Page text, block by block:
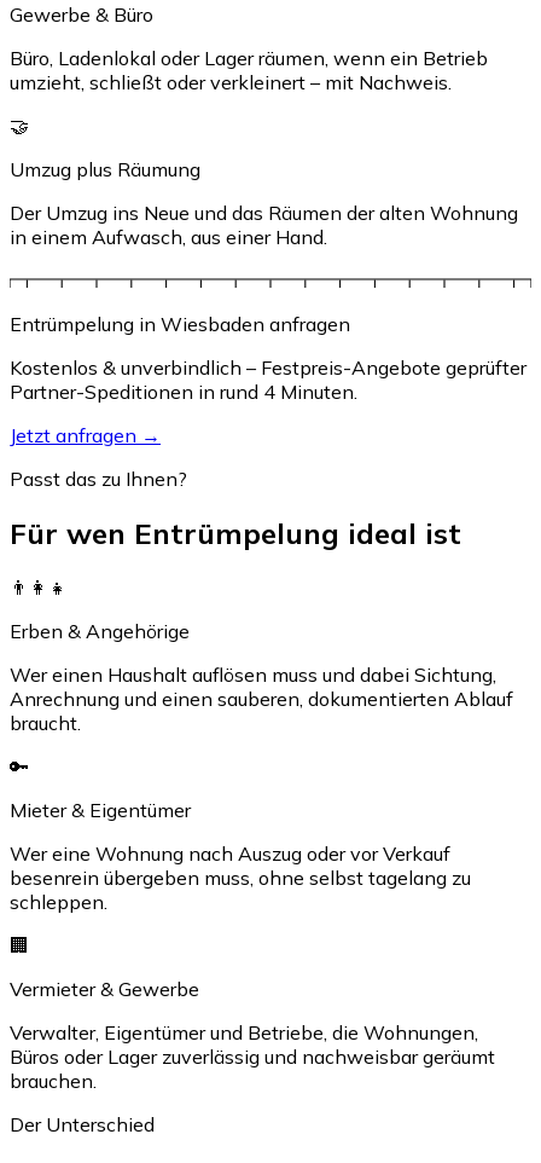
Gewerbe & Büro
Büro, Ladenlokal oder Lager räumen, wenn ein Betrieb
umzieht, schließt oder verkleinert – mit Nachweis.
🤝
Umzug plus Räumung
Der Umzug ins Neue und das Räumen der alten Wohnung
in einem Aufwasch, aus einer Hand.
Entrümpelung in Wiesbaden anfragen
Kostenlos & unverbindlich – Festpreis-Angebote geprüfter
Partner-Speditionen in rund 4 Minuten.
Jetzt anfragen →
Passt das zu Ihnen?
Für wen Entrümpelung ideal ist
👨‍👩‍👧
Erben & Angehörige
Wer einen Haushalt auflösen muss und dabei Sichtung,
Anrechnung und einen sauberen, dokumentierten Ablauf
braucht.
🔑
Mieter & Eigentümer
Wer eine Wohnung nach Auszug oder vor Verkauf
besenrein übergeben muss, ohne selbst tagelang zu
schleppen.
🏢
Vermieter & Gewerbe
Verwalter, Eigentümer und Betriebe, die Wohnungen,
Büros oder Lager zuverlässig und nachweisbar geräumt
brauchen.
Der Unterschied